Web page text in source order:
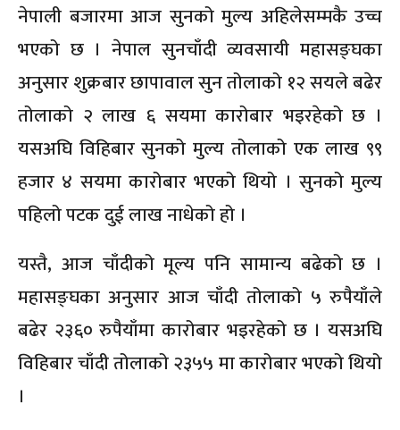
नेपाली बजारमा आज सुनको मुल्य अहिलेसम्मकै उच्च
भएको छ । नेपाल सुनचाँदी व्यवसायी महासङ्घका
अनुसार शुक्रबार छापावाल सुन तोलाको १२ सयले बढेर
तोलाको २ लाख ६ सयमा कारोबार भइरहेको छ ।
यसअघि विहिबार सुनको मुल्य तोलाको एक लाख ९९
हजार ४ सयमा कारोबार भएको थियो । सुनको मुल्य
पहिलो पटक दुई लाख नाधेको हो ।
यस्तै, आज चाँदीको मूल्य पनि सामान्य बढेको छ ।
महासङ्घका अनुसार आज चाँदी तोलाको ५ रुपैयाँले
बढेर २३६० रुपैयाँमा कारोबार भइरहेको छ । यसअघि
विहिबार चाँदी तोलाको २३५५ मा कारोबार भएको थियो
।